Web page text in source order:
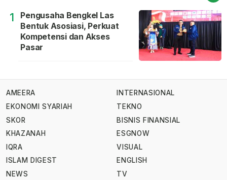
1
Pengusaha Bengkel Las
Bentuk Asosiasi, Perkuat
Kompetensi dan Akses
Pasar
AMEERA
EKONOMI SYARIAH
SKOR
KHAZANAH
IQRA
ISLAM DIGEST
NEWS
INTERNASIONAL
TEKNO
BISNIS FINANSIAL
ESGNOW
VISUAL
ENGLISH
TV